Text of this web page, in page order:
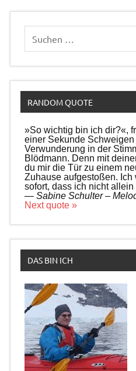
RANDOM QUOTE
»So wichtig bin ich dir?«,
einer Sekunde
Verwunderung in der
Blödmann. Denn mit
du mir die Tür zu einem
Zuhause aufgestoßen. Ich
sofort, dass ich nicht
—Sabine Schulter –
Next quote »
DAS BIN ICH